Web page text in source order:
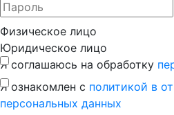
Физическое лицо
Юридическое лицо
Я соглашаюсь на обработку
Я ознакомлен с политикой в
персональных данных